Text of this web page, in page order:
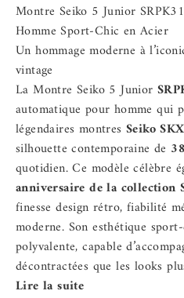
Montre Seiko 5 Junior
Homme Sport-Chic en Acier
Un hommage moderne à
vintage
La Montre Seiko 5 Junior
automatique pour homme qui
légendaires montres Seiko SKX
silhouette contemporaine de
quotidien. Ce modèle célèbre
anniversaire de la collection
finesse design rétro, fiabilité
moderne. Son esthétique
polyvalente, capable
décontractées que les looks
Lire la suite